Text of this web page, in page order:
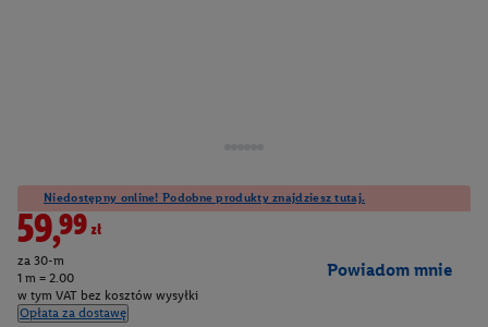
Niedostępny online! Podobne produkty znajdziesz tutaj.
59,99zł
za 30-m
1 m = 2.00
w tym VAT bez kosztów wysyłki
Opłata za dostawę
Powiadom mnie